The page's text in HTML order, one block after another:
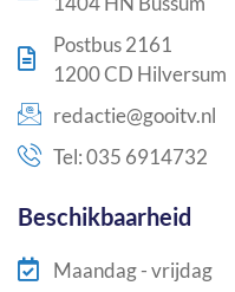
Postbus 2161
1200 CD Hilversum
redactie@gooitv.nl
Tel: 035 6914732
Beschikbaarheid
Maandag - vrijdag